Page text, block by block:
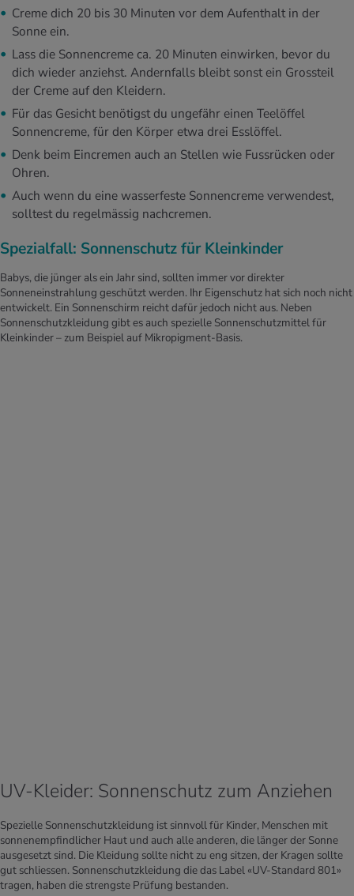
Creme dich 20 bis 30 Minuten vor dem Aufenthalt in der
Sonne ein.
Lass die Sonnencreme ca. 20 Minuten einwirken, bevor du
dich wieder anziehst. Andernfalls bleibt sonst ein Grossteil
der Creme auf den Kleidern.
Für das Gesicht benötigst du ungefähr einen Teelöffel
Sonnencreme, für den Körper etwa drei Esslöffel.
Denk beim Eincremen auch an Stellen wie Fussrücken oder
Ohren.
Auch wenn du eine wasserfeste Sonnencreme verwendest,
solltest du regelmässig nachcremen.
Spezialfall: Sonnenschutz für Kleinkinder
Babys, die jünger als ein Jahr sind, sollten immer vor direkter
Sonneneinstrahlung geschützt werden. Ihr Eigenschutz hat sich noch nicht
entwickelt. Ein Sonnenschirm reicht dafür jedoch nicht aus. Neben
Sonnenschutzkleidung gibt es auch spezielle Sonnenschutzmittel für
Kleinkinder – zum Beispiel auf Mikropigment-Basis.
UV-Kleider: Sonnenschutz zum Anziehen
Spezielle Sonnenschutzkleidung ist sinnvoll für Kinder, Menschen mit
sonnenempfindlicher Haut und auch alle anderen, die länger der Sonne
ausgesetzt sind. Die Kleidung sollte nicht zu eng sitzen, der Kragen sollte
gut schliessen. Sonnenschutzkleidung die das Label «UV-Standard 801»
tragen, haben die strengste Prüfung bestanden.